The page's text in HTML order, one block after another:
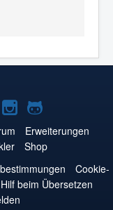
Joomla!
auf
Instagram
Joomla!
auf
GitHub
Erweiterungen
Shop
Cookie-
Hilf beim Übersetzen